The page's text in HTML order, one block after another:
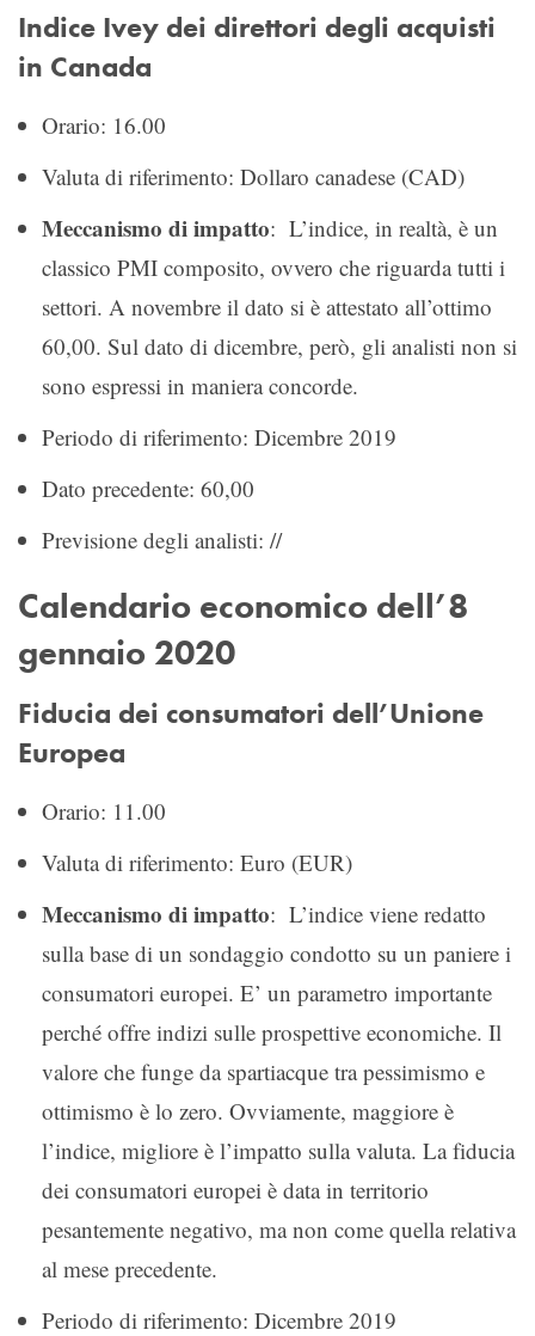
Indice Ivey dei direttori degli acquisti
in Canada
Orario: 16.00
Valuta di riferimento: Dollaro canadese (CAD)
Meccanismo di impatto: L’indice, in realtà, è un
classico PMI composito, ovvero che riguarda tutti i
settori. A novembre il dato si è attestato all’ottimo
60,00. Sul dato di dicembre, però, gli analisti non si
sono espressi in maniera concorde.
Periodo di riferimento: Dicembre 2019
Dato precedente: 60,00
Previsione degli analisti: //
Calendario economico dell’8
gennaio 2020
Fiducia dei consumatori dell’Unione
Europea
Orario: 11.00
Valuta di riferimento: Euro (EUR)
Meccanismo di impatto: L’indice viene redatto
sulla base di un sondaggio condotto su un paniere i
consumatori europei. E’ un parametro importante
perché offre indizi sulle prospettive economiche. Il
valore che funge da spartiacque tra pessimismo e
ottimismo è lo zero. Ovviamente, maggiore è
l’indice, migliore è l’impatto sulla valuta. La fiducia
dei consumatori europei è data in territorio
pesantemente negativo, ma non come quella relativa
al mese precedente.
Periodo di riferimento: Dicembre 2019